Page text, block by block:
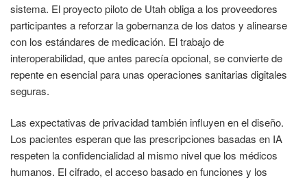
sistema. El proyecto piloto de Utah obliga a los proveedores
participantes a reforzar la gobernanza de los datos y alinearse
con los estándares de medicación. El trabajo de
interoperabilidad, que antes parecía opcional, se convierte de
repente en esencial para unas operaciones sanitarias digitales
seguras.
Las expectativas de privacidad también influyen en el diseño.
Los pacientes esperan que las prescripciones basadas en IA
respeten la confidencialidad al mismo nivel que los médicos
humanos. El cifrado, el acceso basado en funciones y los